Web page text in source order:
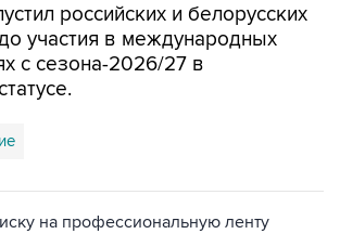
российских и белорусских
участия в международных
с сезона-2026/27 в
на профессиональную ленту